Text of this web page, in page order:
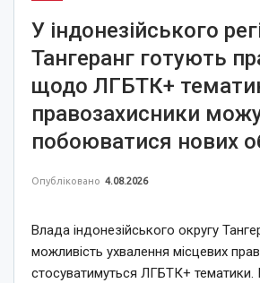
У індонезійського
Тангеранг готують
щодо ЛГБТК+
правозахисники
побоюватися нових
Опубліковано 4.08.2026
Влада індонезійського округу
можливість ухвалення місцевих
стосуватимуться ЛГБТК+ тематики.